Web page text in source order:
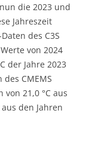
die 2023 und
Jahreszeit
des C3S
von 2024
der Jahre 2023
CMEMS
21,0 °C aus
den Jahren